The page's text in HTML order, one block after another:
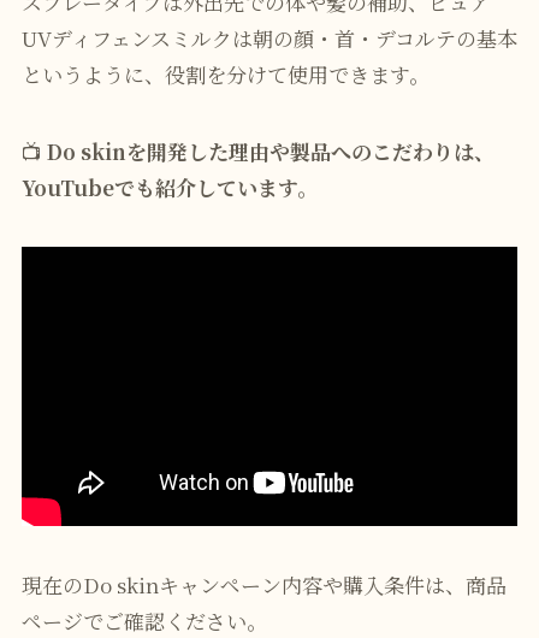
UVディフェンスミルクは朝の顔・首・デコルテの基本
というように、役割を分けて使用できます。
📺 Do skinを開発した理由や製品へのこだわりは、
YouTubeでも紹介しています。
現在のDo skinキャンペーン内容や購入条件は、商品
ページでご確認ください。